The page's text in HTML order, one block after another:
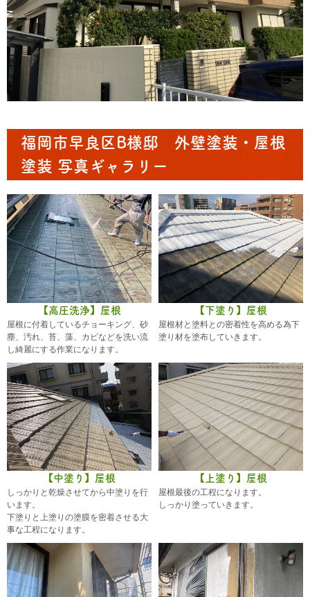
福岡市早良区B様邸 外壁塗装・屋根
塗装 写真ギャラリー
【高圧洗浄】屋根
屋根に付着しているチョーキング、砂
塵、汚れ、苔、藻、カビなどを洗い流
し綺麗にする作業になります。
【下塗り】屋根
屋根材と塗料との密着性を高める為下
塗り材を塗布していきます。
【中塗り】屋根
しっかりと乾燥させてから中塗りを行
います。
下塗りと上塗りの塗膜を密着させる大
事な工程になります。
【上塗り】屋根
屋根最後の工程になります。
しっかり塗っていきます。